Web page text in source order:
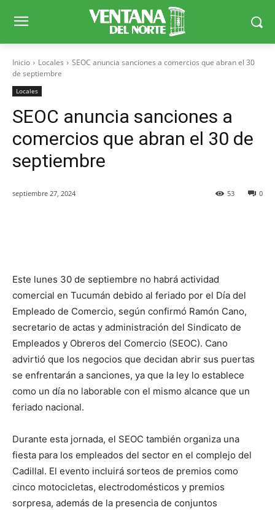
Inicio Locales
SEOC anuncia sanciones a comercios que abran el 30
de septiembre
Locales
SEOC anuncia sanciones a
comercios que abran el 30 de
septiembre
septiembre 27, 2024 0
53
Este lunes 30 de septiembre no habrá actividad
comercial en Tucumán debido al feriado por el Día del
Empleado de Comercio, según confirmó Ramón Cano,
secretario de actas y administración del Sindicato de
Empleados y Obreros del Comercio (SEOC). Cano
advirtió que los negocios que decidan abrir sus puertas
se enfrentarán a sanciones, ya que la ley lo establece
como un día no laborable con el mismo alcance que un
feriado nacional.
Durante esta jornada, el SEOC también organiza una
fiesta para los empleados del sector en el complejo del
Cadillal. El evento incluirá sorteos de premios como
cinco motocicletas, electrodomésticos y premios
sorpresa, además de la presencia de conjuntos